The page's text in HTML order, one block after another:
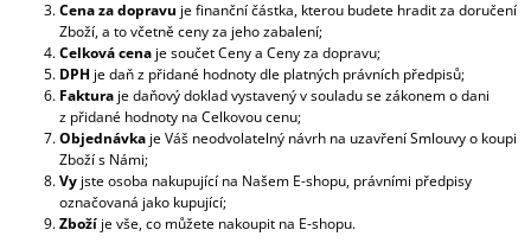
Cena za dopravu je finanční částka, kterou budete hradit za doručení
Zboží, a to včetně ceny za jeho zabalení;
Celková cena je součet Ceny a Ceny za dopravu;
DPH je daň z přidané hodnoty dle platných právních předpisů;
Faktura je daňový doklad vystavený v souladu se zákonem o dani
z přidané hodnoty na Celkovou cenu;
Objednávka je Váš neodvolatelný návrh na uzavření Smlouvy o koupi
Zboží s Námi;
Vy jste osoba nakupující na Našem E-shopu, právními předpisy
označovaná jako kupující;
Zboží je vše, co můžete nakoupit na E-shopu.
PEACOCK
BROOCH
AAU
Kč